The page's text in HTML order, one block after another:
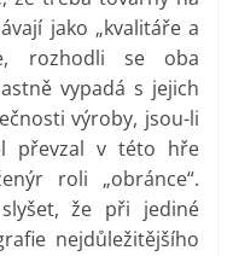
jako „kvalitáře a
rozhodli se oba
vypadá s jejich
výroby, jsou-li
převzal v této hře
roli „obránce“.
že při jediné
nejdůležitějšího